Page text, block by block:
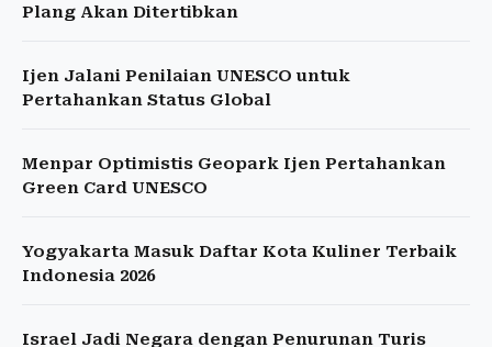
Plang Akan Ditertibkan
Ijen Jalani Penilaian UNESCO untuk
Pertahankan Status Global
Menpar Optimistis Geopark Ijen Pertahankan
Green Card UNESCO
Yogyakarta Masuk Daftar Kota Kuliner Terbaik
Indonesia 2026
Israel Jadi Negara dengan Penurunan Turis